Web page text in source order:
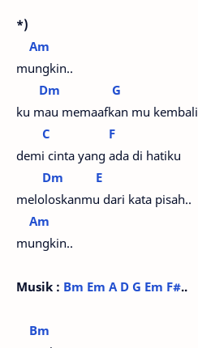
*)
Am
mungkin..
Dm
G
ku mau memaafkan mu kembali
C
F
demi cinta yang ada di hatiku
Dm
E
meloloskanmu dari kata pisah..
Am
mungkin..
Musik : Bm Em A D G Em F#..
Bm